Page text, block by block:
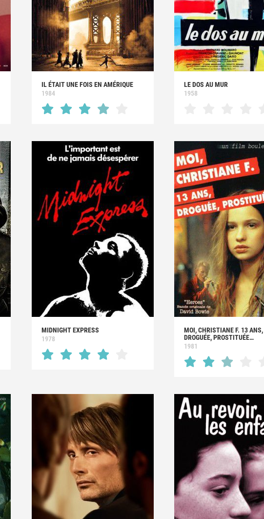
IL ÉTAIT UNE FOIS EN AMÉRIQUE
1984
LE DOS AU MUR
1958
MIDNIGHT EXPRESS
1978
MOI, CHRISTIANE F. 13 ANS,
DROGUÉE, PROSTITUÉE…
1981